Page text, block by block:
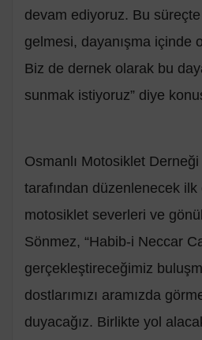
devam ediyoruz. Bu
gelmesi, dayanışma içinde
Biz de dernek olarak bu
sunmak istiyoruz” diye
Osmanlı Motosiklet
tarafından düzenlenecek
motosiklet severleri ve
Sönmez, “Habib-i Neccar
gerçekleştireceğimiz
dostlarımızı aramızda
duyacağız. Birlikte yol